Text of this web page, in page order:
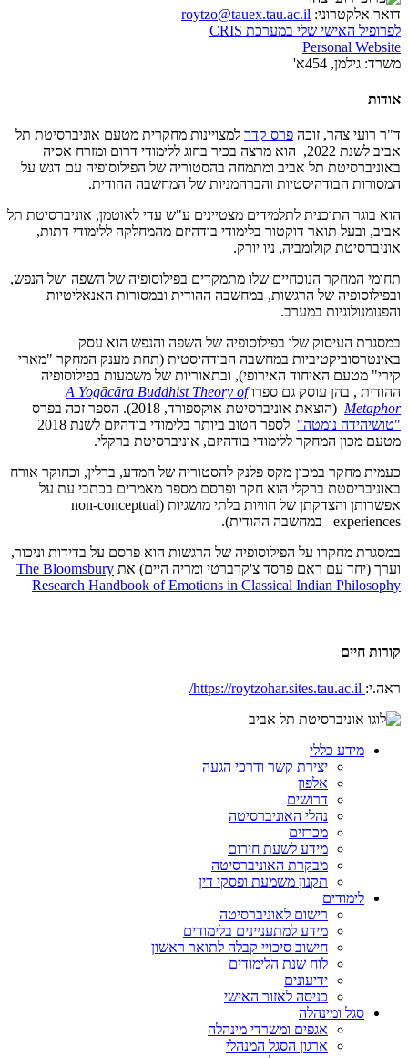
דואר אלקטרוני: roytzo@tauex.tau.ac.il
לפרופיל האישי שלי במערכת CRIS
Personal Website
משרד: גילמן, 454א'
אודות
ד"ר רועי צהר, זוכה פרס קדר למצויינות מחקרית מטעם אוניברסיטת תל
אביב לשנת 2022, הוא מרצה בכיר בחוג ללימודי דרום ומזרח אסיה
באוניברסיטת תל אביב ומתמחה בהסטוריה של הפילוסופיה עם דגש על
המסורות הבודהיסטיות והברהמניות של המחשבה ההודית.
הוא בוגר התוכנית לתלמידים מצטיינים ע"ש עדי לאוטמן, אוניברסיטת תל
אביב, ובעל תואר דוקטור בלימודי בודהיזם מהמחלקה ללימודי דתות,
אוניברסיטת קולומביה, ניו יורק.
תחומי המחקר הנוכחיים שלו מתמקדים בפילוסופיה של השפה ושל הנפש,
ובפילוסופיה של הרגשות, במחשבה ההודית ובמסורות האנאליטיות
והפנומנולוגיות במערב.
במסגרת העיסוק שלו בפילוסופיה של השפה והנפש הוא עסק
באינטרסוביקטיביות במחשבה הבודהיסטית (תחת מענק המחקר "מארי
קירי" מטעם האיחוד האירופי), ובתאוריות של משמעות בפילוסופיה
ההודית , בהן עוסק גם ספרוA Yogācāra Buddhist Theory of
Metaphor (הוצאת אוניברסיטת אוקספורד, 2018). הספר זכה בפרס
"טושיהידה נומטה"
לספר הטוב ביותר בלימודי בודהיזם לשנת 2018
מטעם מכון המחקר ללימודי בודהיזם, אוניברסיטת ברקלי.
כעמית מחקר במכון מקס פלנק להסטוריה של המדע, ברלין, וכחוקר אורח
באוניבריסטת ברקלי הוא חקר ופרסם מספר מאמרים בכתבי עת על
אפשרותן והצדקתן של חוויות בלתי מושגיות (non-conceptual
experiences במחשבה ההודית).
במסגרת מחקרו על הפילוסופיה של הרגשות הוא פרסם על בדידות וניכור,
וערך (יחד עם ראם פרסד צ'קרברטי ומריה היים) את The Bloomsbury
Research Handbook of Emotions in Classical Indian Philosophy
קורות חיים
ראה.י:
מידע כללי
יצירת קשר ודרכי הגעה
אלפון
דרושים
נהלי האוניברסיטה
מכרזים
מידע לשעת חירום
מבקרת האוניברסיטה
תקנון משמעת ופסקי דין
לימודים
רישום לאוניברסיטה
מידע למתעניינים בלימודים
חישוב סיכויי קבלה לתואר ראשון
לוח שנת הלימודים
ידיעונים
כניסה לאזור האישי
סגל ומינהלה
אגפים ומשרדי מינהלה
ארגון הסגל המנהלי